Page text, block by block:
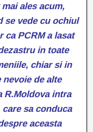
mai ales acum,
se vede cu ochiul
ca PCRM a lasat
in toate
chiar si in
de alte
R.Moldova intra
care sa conduca
aceasta